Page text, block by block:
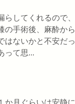
してくれるので
手術後、麻酔か
はないかと不安だ
って思...